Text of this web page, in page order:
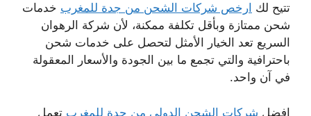
تتيح لك ارخص شركات الشحن من جدة للمغرب خدمات
شحن ممتازة وبأقل تكلفة ممكنة، لأن شركة الرهوان
السريع تعد الخيار الأمثل لتحصل على خدمات شحن
باحترافية والتي تجمع ما بين الجودة والأسعار المعقولة
في آن واحد.
افضل شركات الشحن الدولي من جدة للمغرب تعمل